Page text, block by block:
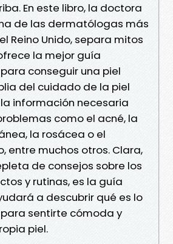
En este libro, la doctora
de las dermatólogas más
Reino Unido, separa mitos
la mejor guía
conseguir una piel
del cuidado de la piel
información necesaria
como el acné, la
la rosácea o el
entre muchos otros. Clara,
de consejos sobre los
y rutinas, es la guía
a descubrir qué es lo
sentirte cómoda y
piel.